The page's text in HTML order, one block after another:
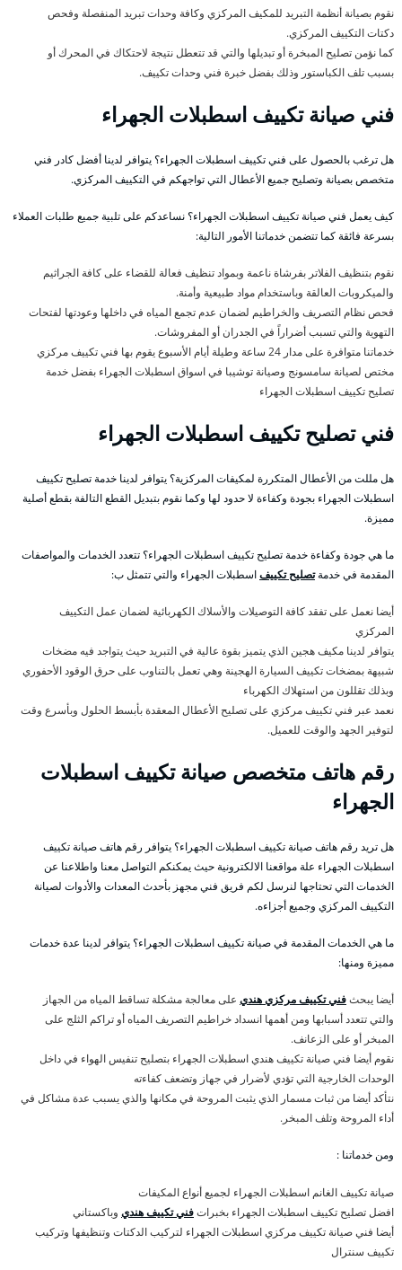
نقوم بصيانة أنظمة التبريد للمكيف المركزي وكافة وحدات تبريد المنفصلة وفحص
دكتات التكييف المركزي.
كما نؤمن تصليح المبخرة أو تبديلها والتي قد تتعطل نتيجة لاحتكاك في المحرك أو
بسبب تلف الكباستور وذلك بفضل خبرة فني وحدات تكييف.
فني صيانة تكييف اسطبلات الجهراء
هل ترغب بالحصول على فني تكييف اسطبلات الجهراء؟ يتوافر لدينا أفضل كادر فني
متخصص بصيانة وتصليح جميع الأعطال التي تواجهكم في التكييف المركزي.
كيف يعمل فني صيانة تكييف اسطبلات الجهراء؟ نساعدكم على تلبية جميع طلبات العملاء
بسرعة فائقة كما تتضمن خدماتنا الأمور التالية:
نقوم بتنظيف الفلاتر بفرشاة ناعمة وبمواد تنظيف فعالة للقضاء على كافة الجراثيم
والميكروبات العالقة وباستخدام مواد طبيعية وأمنة.
فحص نظام التصريف والخراطيم لضمان عدم تجمع المياه في داخلها وعودتها لفتحات
التهوية والتي تسبب أضراراً في الجدران أو المفروشات.
خدماتنا متوافرة على مدار 24 ساعة وطيلة أيام الأسبوع يقوم بها فني تكييف مركزي
مختص لصيانة سامسونج وصيانة توشيبا في اسواق اسطبلات الجهراء بفضل خدمة
تصليح تكييف اسطبلات الجهراء
فني تصليح تكييف اسطبلات الجهراء
هل مللت من الأعطال المتكررة لمكيفات المركزية؟ يتوافر لدينا خدمة تصليح تكييف
اسطبلات الجهراء بجودة وكفاءة لا حدود لها وكما نقوم بتبديل القطع التالفة بقطع أصلية
مميزة.
ما هي جودة وكفاءة خدمة تصليح تكييف اسطبلات الجهراء؟ تتعدد الخدمات والمواصفات
المقدمة في خدمةتصليح تكييفاسطبلات الجهراء والتي تتمثل ب:
أيضا نعمل على تفقد كافة التوصيلات والأسلاك الكهربائية لضمان عمل التكييف
المركزي
يتوافر لدينا مكيف هجين الذي يتميز بقوة عالية في التبريد حيث يتواجد فيه مضخات
شبيهة بمضخات تكييف السيارة الهجينة وهي تعمل بالتناوب على حرق الوقود الأحفوري
وبذلك تقللون من استهلاك الكهرباء
نعمد عبر فني تكييف مركزي على تصليح الأعطال المعقدة بأبسط الحلول وبأسرع وقت
لتوفير الجهد والوقت للعميل.
رقم هاتف متخصص صيانة تكييف اسطبلات
الجهراء
هل تريد رقم هاتف صيانة تكييف اسطبلات الجهراء؟ يتوافر رقم هاتف صيانة تكييف
اسطبلات الجهراء علة مواقعنا الالكترونية حيث يمكنكم التواصل معنا واطلاعنا عن
الخدمات التي تحتاجها لنرسل لكم فريق فني مجهز بأحدث المعدات والأدوات لصيانة
التكييف المركزي وجميع أجزاءه.
ما هي الخدمات المقدمة في صيانة تكييف اسطبلات الجهراء؟ يتوافر لدينا عدة خدمات
مميزة ومنها:
أيضا يبحثفني تكييف مركزي هندي على معالجة مشكلة تساقط المياه من الجهاز
والتي تتعدد أسبابها ومن أهمها انسداد خراطيم التصريف المياه أو تراكم الثلج على
المبخر أو على الزعانف.
نقوم أيضا فني صيانة تكييف هندي اسطبلات الجهراء بتصليح تنفيس الهواء في داخل
الوحدات الخارجية التي تؤدي لأضرار في جهاز وتضعف كفاءته
نتأكد أيضا من ثبات مسمار الذي يثبت المروحة في مكانها والذي يسبب عدة مشاكل في
أداء المروحة وتلف المبخر.
ومن خدماتنا :
صيانة تكييف الغانم اسطبلات الجهراء لجميع أنواع المكيفات
افضل تصليح تكييف اسطبلات الجهراء بخبراتفني تكييف هندي وباكستاني
أيضا فني صيانة تكييف مركزي اسطبلات الجهراء لتركيب الدكتات وتنظيفها وتركيب
تكييف سنترال